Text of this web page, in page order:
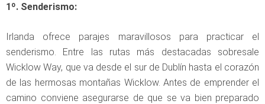
1º. Senderismo:
Irlanda ofrece parajes maravillosos para practicar el
senderismo. Entre las rutas más destacadas sobresale
Wicklow Way, que va desde el sur de Dublín hasta el corazón
de las hermosas montañas Wicklow. Antes de emprender el
camino conviene asegurarse de que se va bien preparado